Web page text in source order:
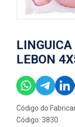
LEBON
Código do
Código: 3830